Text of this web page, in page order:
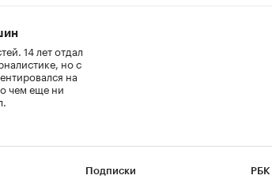
14 лет отдал
но с
на
чем еще ни
Подписки РБК